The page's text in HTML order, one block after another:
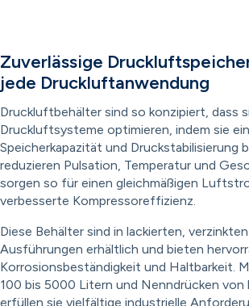
Zuverlässige
jede Druckluftanwendung
Druckluftbehälter sind so konzipiert, dass
Druckluftsysteme optimieren, indem sie
Speicherkapazität und Druckstabilisierung
reduzieren Pulsation, Temperatur und
sorgen so für einen gleichmäßigen
verbesserte Kompressoreffizienz.
Diese Behälter sind in lackierten,
Ausführungen erhältlich und bieten
Korrosionsbeständigkeit und Haltbarkeit.
100 bis 5000 Litern und Nenndrücken von
erfüllen sie vielfältige industrielle